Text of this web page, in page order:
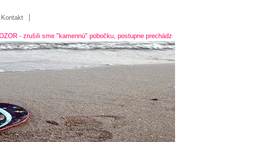
Kontakt
zrušili sme "kamennú" pobočku, postupne prechádzame na online predaj a predaj cez